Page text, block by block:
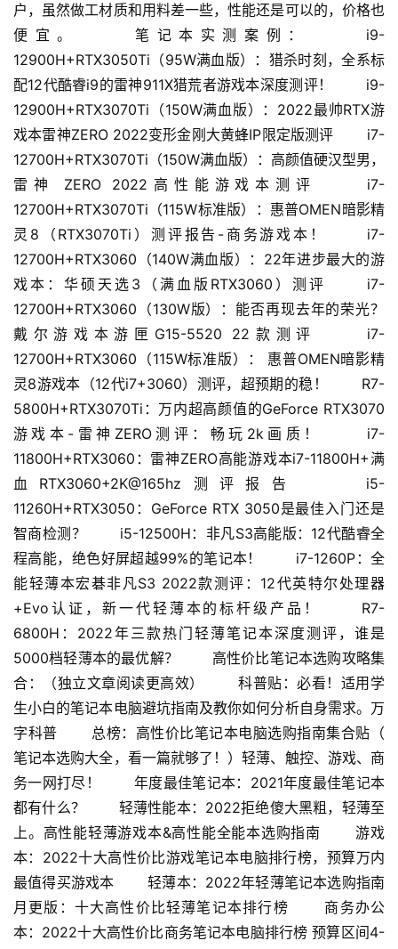
户，虽然做工材质和用料差一些，性能还是可以的，价格也
便宜。 　　笔记本实测案例： 　　i9-
12900H+RTX3050Ti（95W满血版）：猎杀时刻，全系标
配12代酷睿i9的雷神911X猎荒者游戏本深度测评！ 　　i9-
12900H+RTX3070Ti（150W满血版）：2022最帅RTX游
戏本雷神ZERO 2022变形金刚大黄蜂IP限定版测评 　　i7-
12700H+RTX3070Ti（150W满血版）：高颜值硬汉型男，
雷神 ZERO 2022高性能游戏本测评 　　i7-
12700H+RTX3070Ti（115W标准版）：惠普OMEN暗影精
灵8（RTX3070Ti）测评报告-商务游戏本！ 　　i7-
12700H+RTX3060（140W满血版）：22年进步最大的游
戏本：华硕天选3（满血版RTX3060）测评 　　i7-
12700H+RTX3060（130W版）：能否再现去年的荣光？
戴尔游戏本游匣G15-5520 22款测评 　　i7-
12700H+RTX3060（115W标准版）： 惠普OMEN暗影精
灵8游戏本（12代i7+3060）测评，超预期的稳！ 　　R7-
5800H+RTX3070Ti：万内超高颜值的GeForce RTX3070
游戏本-雷神ZERO测评：畅玩2k画质！ 　　i7-
11800H+RTX3060：雷神ZERO高能游戏本i7-11800H+满
血RTX3060+2K@165hz测评报告 　　i5-
11260H+RTX3050：GeForce RTX 3050是最佳入门还是
智商检测？ 　　i5-12500H：非凡S3高能版：12代酷睿全
程高能，绝色好屏超越99%的笔记本！ 　　i7-1260P：全
能轻薄本宏碁非凡S3 2022款测评：12代英特尔处理器
+Evo认证，新一代轻薄本的标杆级产品！ 　　R7-
6800H：2022年三款热门轻薄笔记本深度测评，谁是
5000档轻薄本的最优解？ 　　高性价比笔记本选购攻略集
合：（独立文章阅读更高效） 　　科普贴：必看！适用学
生小白的笔记本电脑避坑指南及教你如何分析自身需求。万
字科普 　　总榜：高性价比笔记本电脑选购指南集合贴（
笔记本选购大全，看一篇就够了！）轻薄、触控、游戏、商
务一网打尽！ 　　年度最佳笔记本：2021年度最佳笔记本
都有什么？ 　　轻薄性能本：2022拒绝傻大黑粗，轻薄至
上。高性能轻薄游戏本&高性能全能本选购指南 　　游戏
本：2022十大高性价比游戏笔记本电脑排行榜，预算万内
最值得买游戏本 　　轻薄本：2022年轻薄笔记本选购指南
月更版：十大高性价比轻薄笔记本排行榜 　　商务办公
本：2022十大高性价比商务笔记本电脑排行榜 预算区间4-